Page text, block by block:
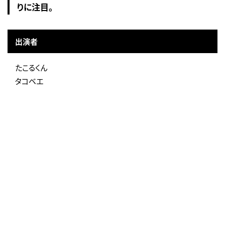
りに注目。
出演者
たこるくん
タコベエ